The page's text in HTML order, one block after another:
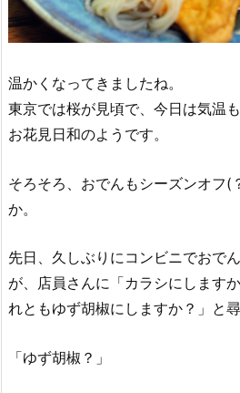
温かくなってきましたね。
東京では桜が見頃で、今日は気温
お花見日和のようです。
そろそろ、おでんもシーズンオフ(
か。
先日、久しぶりにコンビニでおで
が、店員さんに「カラシにします
れともゆず胡椒にしますか？」と尋
「ゆず胡椒？」